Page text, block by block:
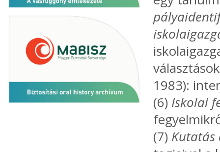
1983):
(6) Iskolai
(7) Kutatás